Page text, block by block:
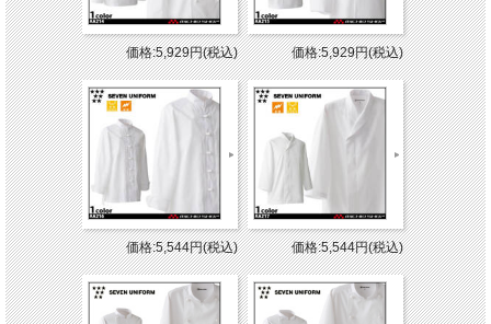
価格:5,929円(税込) 価格:5,929円(税込)
価格:5,544円(税込) 価格:5,544円(税込)